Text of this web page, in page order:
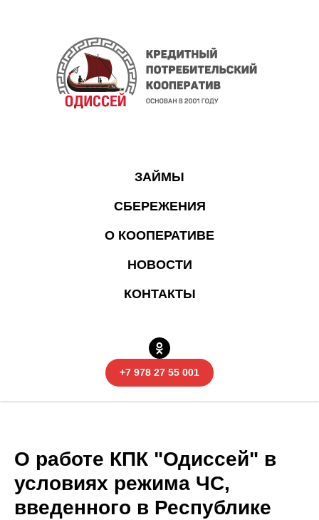
ЗАЙМЫ
СБЕРЕЖЕНИЯ
О КООПЕРАТИВЕ
НОВОСТИ
КОНТАКТЫ
+7 978 27 55 001
О работе КПК "Одиссей" в
условиях режима ЧС,
введенного в Республике